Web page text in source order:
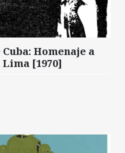
Homenaje a
Lima [1970]